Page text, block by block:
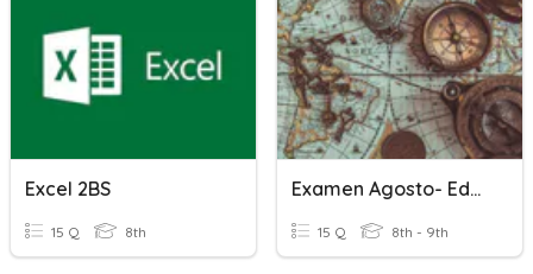
Excel 2BS
15 Q 8th
Examen Agosto- Edad Moderna
15 Q 8th - 9th